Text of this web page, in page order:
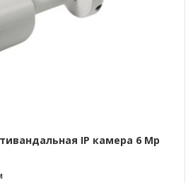
IP камера 6 Mp